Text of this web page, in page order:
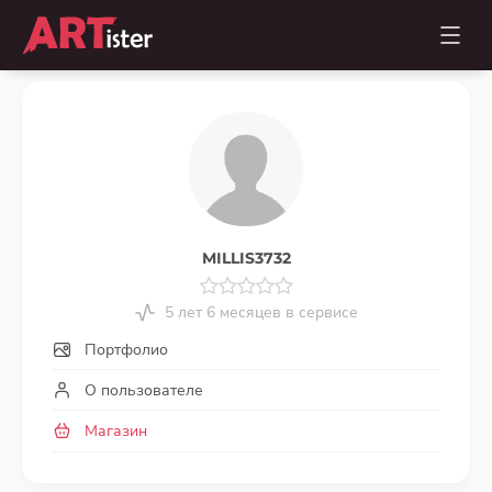
MILLIS3732
5 лет 6 месяцев в сервисе
Портфолио
О пользователе
Магазин